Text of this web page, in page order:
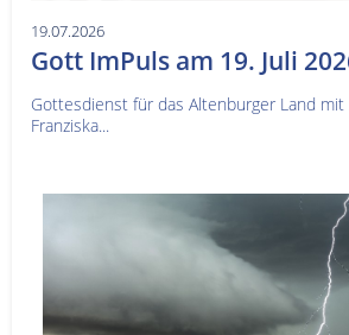
19.07.2026
Gott ImPuls am 19. Juli
Gottesdienst für das Altenburger Land mit
Franziska...